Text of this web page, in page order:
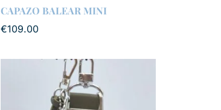
CAPAZO BALEAR MINI
€109.00